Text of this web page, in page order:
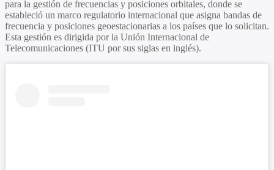
para la gestión de frecuencias y posiciones orbitales, donde se
estableció un marco regulatorio internacional que asigna bandas de
frecuencia y posiciones geoestacionarias a los países que lo solicitan.
Esta gestión es dirigida por la Unión Internacional de
Telecomunicaciones (ITU por sus siglas en inglés).